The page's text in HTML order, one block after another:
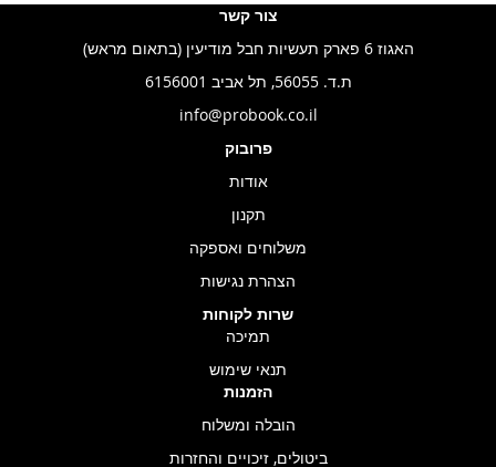
צור קשר
האגוז 6 פארק תעשיות חבל מודיעין (בתאום מראש)
ת.ד. 56055, תל אביב 6156001
info@probook.co.il
פרובוק
אודות
תקנון
משלוחים ואספקה
הצהרת נגישות
שרות לקוחות
תמיכה
תנאי שימוש
הזמנות
הובלה ומשלוח
ביטולים, זיכויים והחזרות